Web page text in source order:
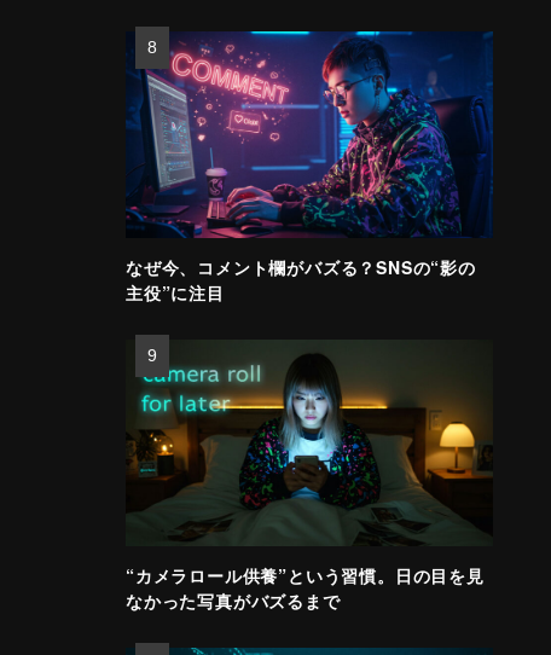
なぜ今、コメント欄がバズる？SNSの“影の
主役”に注目
“カメラロール供養”という習慣。日の目を見
なかった写真がバズるまで